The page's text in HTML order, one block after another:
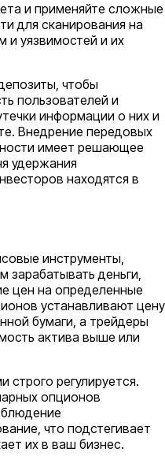
и применяйте сложные
для сканирования на
и уязвимостей и их
чтобы
пользователей и
информации о них и
Внедрение передовых
имеет решающее
удержания
находятся в
инструменты,
деньги,
цен на определенные
устанавливают цену
бумаги, а трейдеры
актива выше или
строго регулируется.
опционов
что подстегивает
их в ваш бизнес.